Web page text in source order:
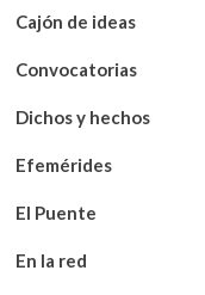
Cajón de ideas
Convocatorias
Dichos y hechos
Efemérides
El Puente
En la red